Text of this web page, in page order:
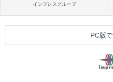
インプレスグループ
PC版